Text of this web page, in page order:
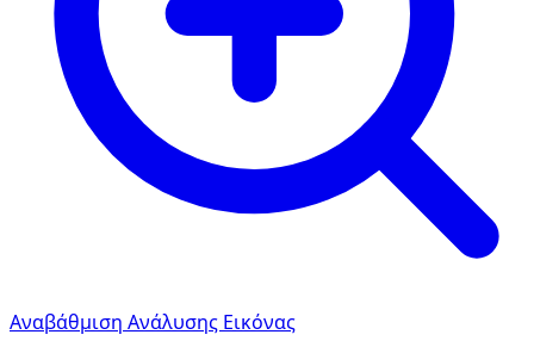
Αναβάθμιση Ανάλυσης Εικόνας